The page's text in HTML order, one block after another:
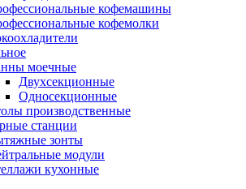
кофемашины
кофемолки
моечные
Двухсекционные
Односекционные
производственные
станции
зонты
модули
кухонные